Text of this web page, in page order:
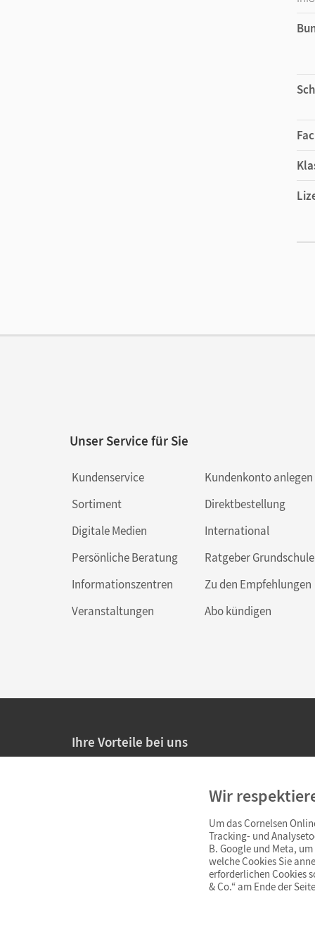
Unser Service für Sie
Kundenservice
Sortiment
Digitale Medien
Persönliche Beratung
Informationszentren
Veranstaltungen
Kundenkonto anlegen
Direktbestellung
International
Ratgeber Grundschule
Zu den Empfehlungen
Abo kündigen
Ihre Vorteile bei uns
Persönliche Angebote für Lehrkräfte
Sicheres Einkaufen mit SSL-Verschlüsselung
Widerrufsfristvon 4 Wochen
Schnelle und einfache Retourenabwicklung
Wir
Um das Cornelsen
Tracking- und
B. Google und Meta,
welche Cookies Sie
erforderlichen Cookies
& Co.“ am Ende der